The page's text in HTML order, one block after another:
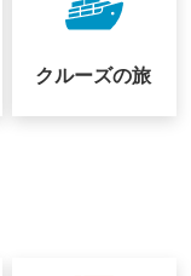
クルーズの旅